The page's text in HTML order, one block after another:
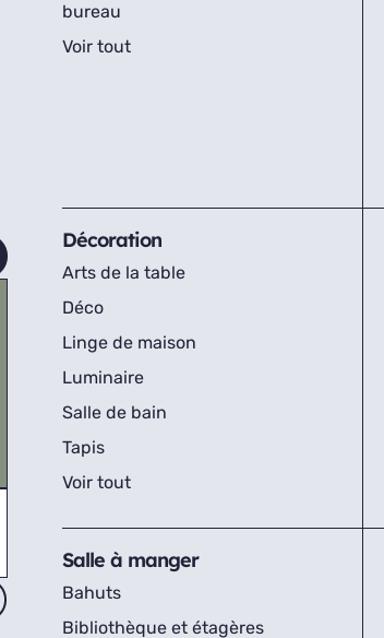
bureau
Voir tout
Décoration
Arts de la table
Déco
Linge de maison
Luminaire
Salle de bain
Tapis
Voir tout
Salle à manger
Bahuts
Bibliothèque et étagères